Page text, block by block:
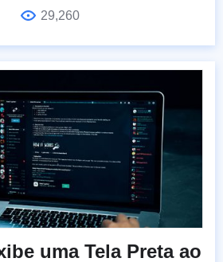
29,260
uma Tela Preta ao